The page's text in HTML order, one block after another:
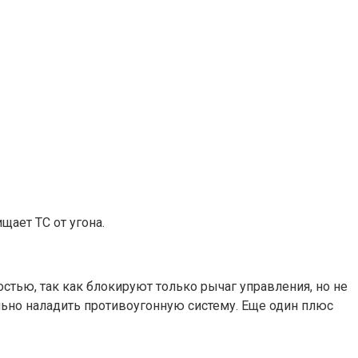
ТС от угона.
так как блокируют только рычаг управления, но не
наладить противоугонную систему. Еще один плюс